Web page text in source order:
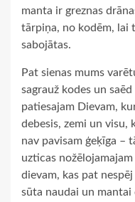
manta ir greznas
tārpiņa, no kodēm, lai
sabojātas.
Pat sienas mums
sagrauž kodes un
patiesajam Dievam,
debesis, zemi un visu,
nav pavisam ģeķīga –
uzticas
dievam, kas pat
sūta naudai un mantai